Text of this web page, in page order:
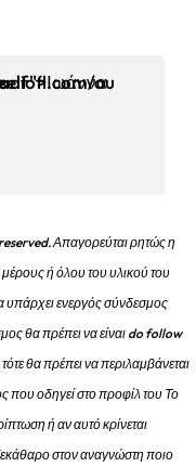
Απαγορεύται ρητώς η
ή όλου του υλικού του
υπάρχει ενεργός σύνδεσμος
θα πρέπει να είναι do follow
θα πρέπει να περιλαμβάνεται
που οδηγεί στο προφίλ του Το
ή αν αυτό κρίνεται
στον αναγνώστη ποιο